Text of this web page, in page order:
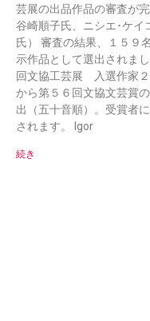
芸展の出品作品の審査が
谷崎順子氏、ニシエ･ケイ
氏） 審査の結果、１５９
示作品として選出されま
回文協工芸展 入選作家
から第５６回文協文芸賞
出（五十音順）。受賞者
されます。 Igor
続き